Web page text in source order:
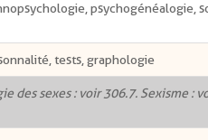
psychogénéalogie,
tests, graphologie
des sexes : voir 306.7. Sexisme :